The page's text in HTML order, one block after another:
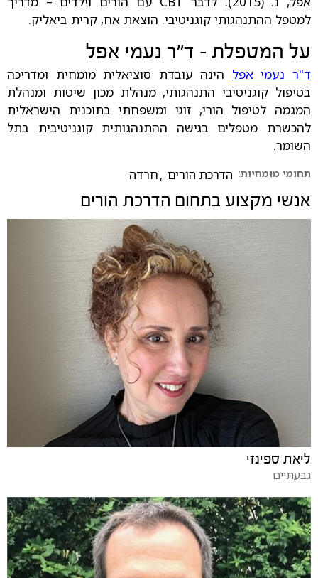
למטפל ההתנהגותי קוגניטיבי. הוצאת אח, קרית ביאליק.
על המטפלת - ד"ר נעמי אפל
ד"ר נעמי אפל הינה עובדת סוציאלית מומחית ומדריכה
בטיפול קוגניטיבי התנהגותי, מנהלת מכון שיטות ומנהלת
המגמה לטיפול הורי, זוגי ומשפחתי בתוכנית הישראלית
להכשרת מטפלים בגישה ההתנהגותית קוגניטיבית בתל
השומר.
תחומי מומחיות: הדרכת הורים ,חרדה
אנשי מקצוע בתחום הדרכת הורים
ליאת ספינזי
גבעתיים